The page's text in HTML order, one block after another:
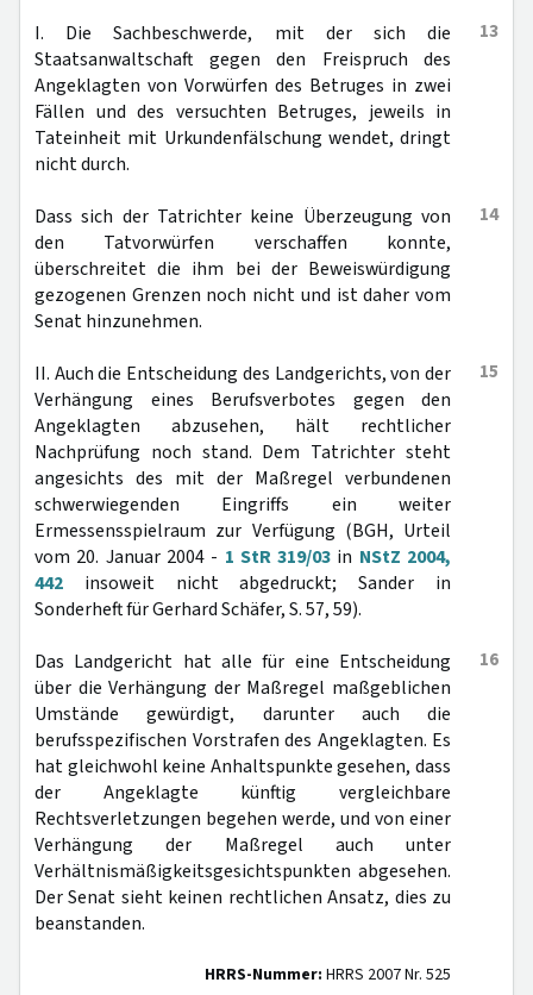
13
I. Die Sachbeschwerde, mit der sich die
Staatsanwaltschaft gegen den Freispruch des
Angeklagten von Vorwürfen des Betruges in zwei
Fällen und des versuchten Betruges, jeweils in
Tateinheit mit Urkundenfälschung wendet, dringt
nicht durch.
14
Dass sich der Tatrichter keine Überzeugung von
den Tatvorwürfen verschaffen konnte,
überschreitet die ihm bei der Beweiswürdigung
gezogenen Grenzen noch nicht und ist daher vom
Senat hinzunehmen.
15
II. Auch die Entscheidung des Landgerichts, von der
Verhängung eines Berufsverbotes gegen den
Angeklagten abzusehen, hält rechtlicher
Nachprüfung noch stand. Dem Tatrichter steht
angesichts des mit der Maßregel verbundenen
schwerwiegenden Eingriffs ein weiter
Ermessensspielraum zur Verfügung (BGH, Urteil
vom 20. Januar 2004 - 1 StR 319/03 in NStZ 2004,
442 insoweit nicht abgedruckt; Sander in
Sonderheft für Gerhard Schäfer, S. 57, 59).
16
Das Landgericht hat alle für eine Entscheidung
über die Verhängung der Maßregel maßgeblichen
Umstände gewürdigt, darunter auch die
berufsspezifischen Vorstrafen des Angeklagten. Es
hat gleichwohl keine Anhaltspunkte gesehen, dass
der Angeklagte künftig vergleichbare
Rechtsverletzungen begehen werde, und von einer
Verhängung der Maßregel auch unter
Verhältnismäßigkeitsgesichtspunkten abgesehen.
Der Senat sieht keinen rechtlichen Ansatz, dies zu
beanstanden.
HRRS-Nummer: HRRS 2007 Nr. 525